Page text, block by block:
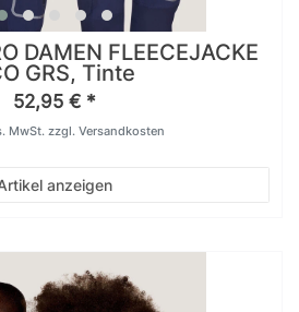
DAMEN FLEECEJACKE
GRS, Tinte
52,95 € *
anzeigen
MwSt. zzgl. Versandkosten